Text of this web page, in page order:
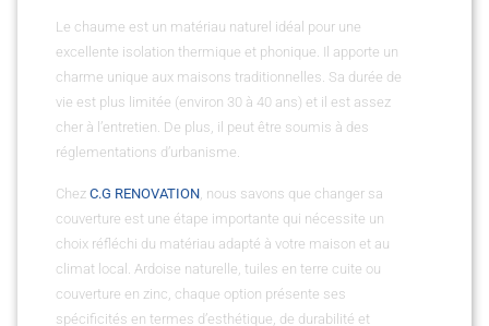
Le chaume est un matériau naturel idéal pour une
excellente isolation thermique et phonique. Il apporte un
charme unique aux maisons traditionnelles. Sa durée de
vie est plus limitée (environ 30 à 40 ans) et il est assez
cher à l’entretien. De plus, il peut être soumis à des
réglementations d’urbanisme.
Chez C.G RENOVATION , nous savons que changer sa
couverture est une étape importante qui nécessite un
choix réfléchi du matériau adapté à votre maison et au
climat local. Ardoise naturelle, tuiles en terre cuite ou
couverture en zinc, chaque option présente ses
spécificités en termes d’esthétique, de durabilité et